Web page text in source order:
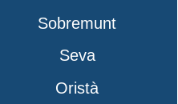
Sobremunt
Seva
Oristà